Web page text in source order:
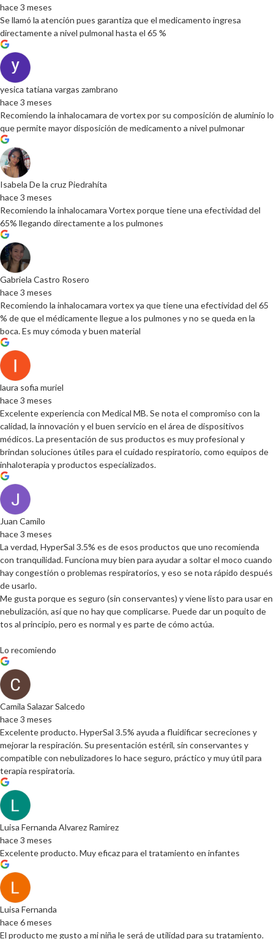
hace 3 meses
Se llamó la atención pues garantiza que el medicamento ingresa
directamente a nivel pulmonal hasta el 65 %
yesica tatiana vargas zambrano
hace 3 meses
Recomiendo la inhalocamara de vortex por su composición de aluminio lo
que permite mayor disposición de medicamento a nivel pulmonar
Isabela De la cruz Piedrahíta
hace 3 meses
Recomiendo la inhalocamara Vortex porque tiene una efectividad del
65% llegando directamente a los pulmones
Gabriela Castro Rosero
hace 3 meses
Recomiendo la inhalocamara vortex ya que tiene una efectividad del 65
% de que el médicamente llegue a los pulmones y no se queda en la
boca. Es muy cómoda y buen material
laura sofia muriel
hace 3 meses
Excelente experiencia con Medical MB. Se nota el compromiso con la
calidad, la innovación y el buen servicio en el área de dispositivos
médicos. La presentación de sus productos es muy profesional y
brindan soluciones útiles para el cuidado respiratorio, como equipos de
inhaloterapia y productos especializados.
Juan Camilo
hace 3 meses
La verdad, HyperSal 3.5% es de esos productos que uno recomienda
con tranquilidad. Funciona muy bien para ayudar a soltar el moco cuando
hay congestión o problemas respiratorios, y eso se nota rápido después
de usarlo.
Me gusta porque es seguro (sin conservantes) y viene listo para usar en
nebulización, así que no hay que complicarse. Puede dar un poquito de
tos al principio, pero es normal y es parte de cómo actúa.
Lo recomiendo
Camila Salazar Salcedo
hace 3 meses
Excelente producto. HyperSal 3.5% ayuda a fluidificar secreciones y
mejorar la respiración. Su presentación estéril, sin conservantes y
compatible con nebulizadores lo hace seguro, práctico y muy útil para
terapia respiratoria.
Luisa Fernanda Alvarez Ramirez
hace 3 meses
Excelente producto. Muy eficaz para el tratamiento en infantes
Luisa Fernanda
hace 6 meses
El producto me gusto a mi niña le será de utilidad para su tratamiento.